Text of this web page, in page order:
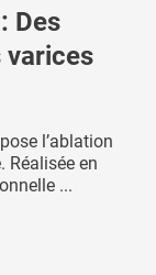
Des
varices
l’ablation
Réalisée en
...